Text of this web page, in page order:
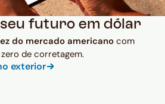
futuro em dólar
do mercado americanocom
de corretagem.
exterior